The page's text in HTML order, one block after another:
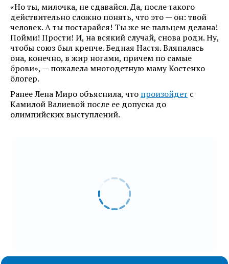
«Но ты, милочка, не сдавайся. Да, после такого
действительно сложно понять, что это — он: твой
человек. А ты постарайся! Ты же не пальцем делана!
Пойми! Прости! И, на всякий случай, снова роди. Ну,
чтобы союз был крепче. Бедная Настя. Вляпалась
она, конечно, в жир ногами, причем по самые
брови», — пожалела многодетную маму Костенко
блогер.
Ранее Лена Миро объяснила, что произойдет с
Камилой Валиевой после ее допуска до
олимпийских выступлений.